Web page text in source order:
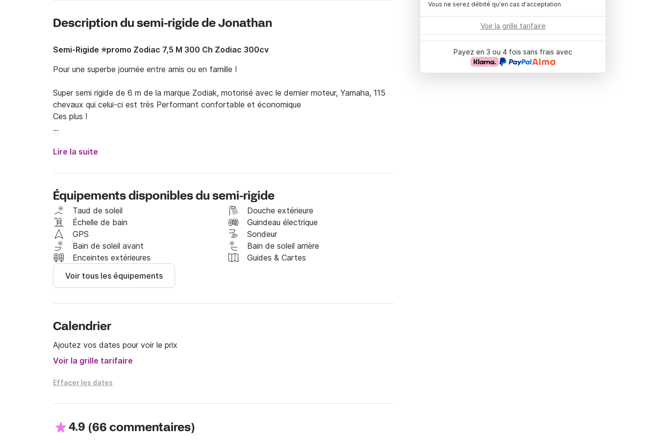
Description du semi-rigide de Jonathan
Semi-Rigide ⭐️promo Zodiac 7,5 M 300 Ch Zodiac 300cv
Pour une superbe journée entre amis ou en famille !
Super semi rigide de 6 m de la marque Zodiak, motorisé avec le dernier moteur, Yamaha, 115
chevaux qui celui-ci est très Performant confortable et économique
Ces plus !
soleil 🌞 sont ces atouts
Une prise en mains personnalisée et un check météo . Afin que vous puissiez profiter de votre
journée !
LOISIRS : PACK Bouée tractée JOBE
          gilet et V de traction
          30 euros la journée
          15 euros la demie journée
          femme ou homme V de traction
          30 euros la journée
*******************************************
             TARIFS HORS ESSENCE
Lire la suite
Équipements disponibles du semi-rigide
Taud de soleil
Douche extérieure
Échelle de bain
Guindeau électrique
GPS
Sondeur
Bain de soleil avant
Bain de soleil arrière
Enceintes extérieures
Guides & Cartes
Voir tous les équipements
Calendrier
Ajoutez vos dates pour voir le prix
Voir la grille tarifaire
Effacer les dates
4.9 (66 commentaires)
Vous ne serez débité qu'en cas d'acceptation
Voir la grille tarifaire
Payez en 3 ou 4 fois sans frais avec